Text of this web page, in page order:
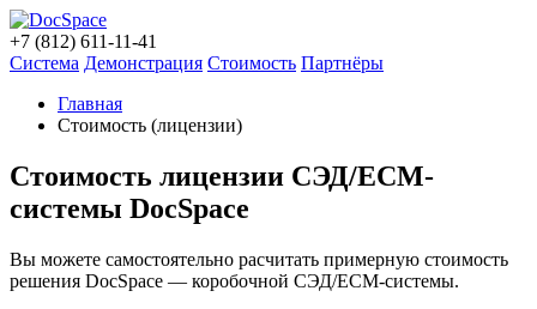
+7 (812) 611-11-41
Система Демонстрация Стоимость Партнёры
Главная
Стоимость (лицензии)
Стоимость лицензии СЭД/ECM-
системы DocSpace
Вы можете самостоятельно расчитать примерную стоимость
решения DocSpace — коробочной СЭД/ECM-системы.